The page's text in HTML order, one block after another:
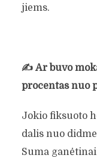
jiems.
✍️ Ar buvo
procentas nuo
Jokio fiksuoto
dalis nuo
Suma